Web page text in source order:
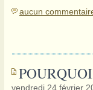
aucun
vendredi 24 février